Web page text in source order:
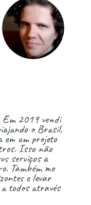
Em 2019 vendi
o Brasil,
um projeto
Isso não
serviços a
Também me
e levar
todos através